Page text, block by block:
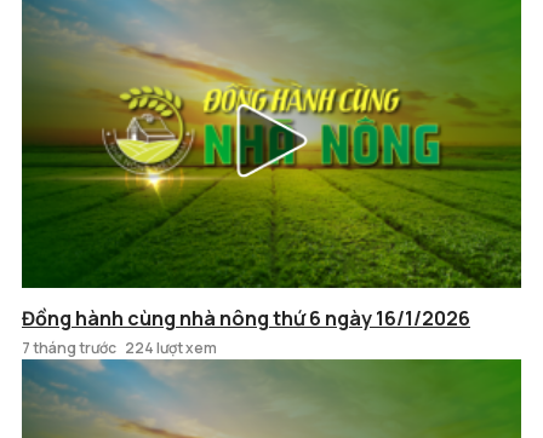
Đồng hành cùng nhà nông thứ 6 ngày 16/1/2026
7 tháng trước 224 lượt xem